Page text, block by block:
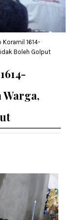
Koramil 1614-
Boleh Golput
Warga,